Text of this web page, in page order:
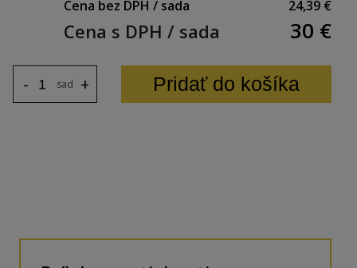
Cena bez DPH / sada
24,39 €
Cena s DPH / sada 30 €
sada +
- Pridať do košíka